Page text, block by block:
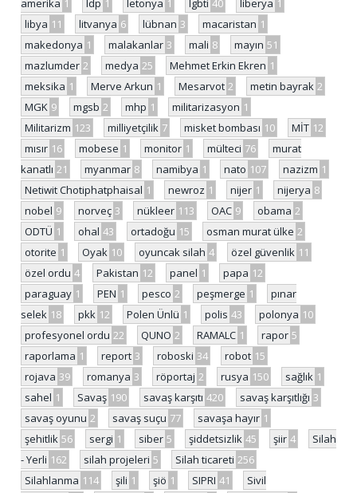
amerika 1 ldp 1 letonya 1 lgbti 40 liberya 1
libya 11 litvanya 6 lübnan 3 macaristan 1
makedonya 1 malakanlar 3 mali 8 mayın 51
mazlumder 2 medya 25 Mehmet Erkin Ekren 1
meksika 1 Merve Arkun 1 Mesarvot 2 metin bayrak 2
MGK 9 mgsb 2 mhp 1 militarizasyon 1
Militarizm 123 milliyetçilik 7 misket bombası 10 MİT 12
mısır 16 mobese 1 monitor 1 mülteci 76
murat
kanatlı 21 myanmar 8 namibya 1 nato 107 nazizm 1
Netiwit Chotiphatphaisal 1 newroz 1 nijer 1 nijerya 8
nobel 9 norveç 3 nükleer 113 OAC 9 obama 2
ODTÜ 1 ohal 43 ortadoğu 15 osman murat ülke 2
otorite 1 Oyak 10 oyuncak silah 4 özel güvenlik 11
özel ordu 4 Pakistan 12 panel 1 papa 12
paraguay 1 PEN 1 pesco 2 peşmerge 1
pınar
selek 18 pkk 12 Polen Ünlü 1 polis 43 polonya 10
profesyonel ordu 22 QUNO 2 RAMALC 1 rapor 5
raporlama 1 report 3 roboski 34 robot 15
rojava 39 romanya 3 röportaj 2 rusya 150 sağlık 1
sahel 1 Savaş 190 savaş karşıtı 420 savaş karşıtlığı 3
savaş oyunu 2 savaş suçu 77 savaşa hayır 1
şehitlik 56 sergi 1 siber 5 şiddetsizlik 45 şiir 4
Silah
- Yerli 162 silah projeleri 5 Silah ticareti 256
Silahlanma 114 şili 1 şiö 1 SIPRI 41
Sivil